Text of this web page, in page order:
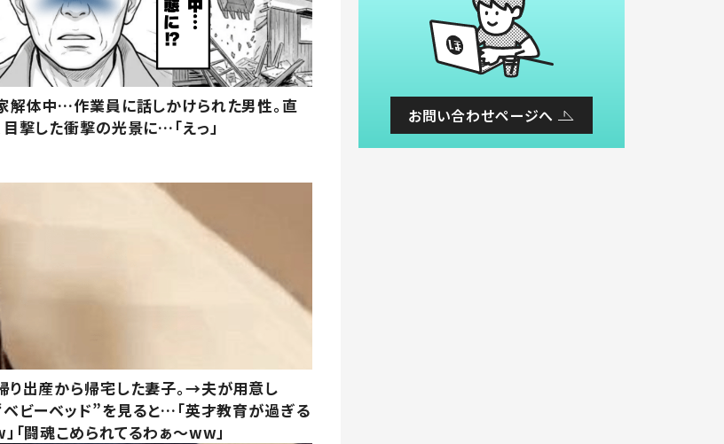
解体中…作業員に話しかけられた男性。直
目撃した衝撃の光景に…「えっ」
り出産から帰宅した妻子。→夫が用意し
ビーベッド”を見ると…「英才教育が過ぎる
「闘魂こめられてるわぁ～ww」
お問い合わせページへ